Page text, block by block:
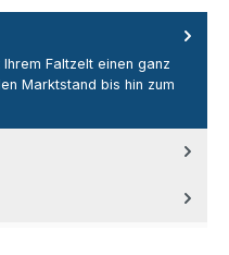
Faltzelt einen ganz
Marktstand bis hin zum